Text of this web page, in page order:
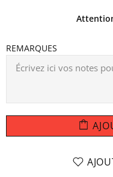
REMARQUES